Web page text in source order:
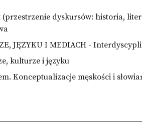
(przestrzenie dyskursów: historia,
JĘZYKU I MEDIACH -
kulturze i języku
Konceptualizacje męskości i